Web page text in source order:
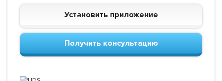
Установить приложение
Получить консультацию